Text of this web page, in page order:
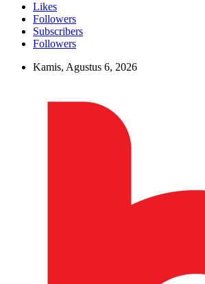
Likes
Followers
Subscribers
Followers
Kamis, Agustus 6, 2026